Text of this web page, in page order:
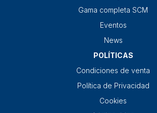
Gama completa SCM
Eventos
News
POLÍTICAS
Condiciones de venta
Política de Privacidad
Cookies